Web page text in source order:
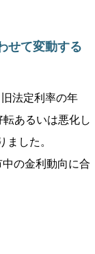
せて変動する
法定利率の年
あるいは悪化し
した。
の金利動向に合